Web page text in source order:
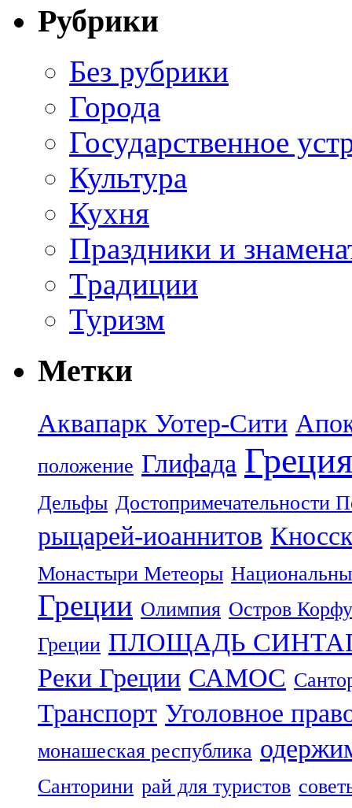
Рубрики
Без рубрики
Города
Государственное
Культура
Кухня
Праздники и
Традиции
Туризм
Метки
Аквапарк Уотер-Сити
положение Глифада Греция
Дельфы Достопримечательности
рыцарей-иоаннитов
Монастыри Метеоры
Греции Олимпия Остров Корфу
Греции ПЛОЩАДЬ
Реки Греции САМОС
Транспорт Уголовное
монашеская республика
Санторини рай для туристов